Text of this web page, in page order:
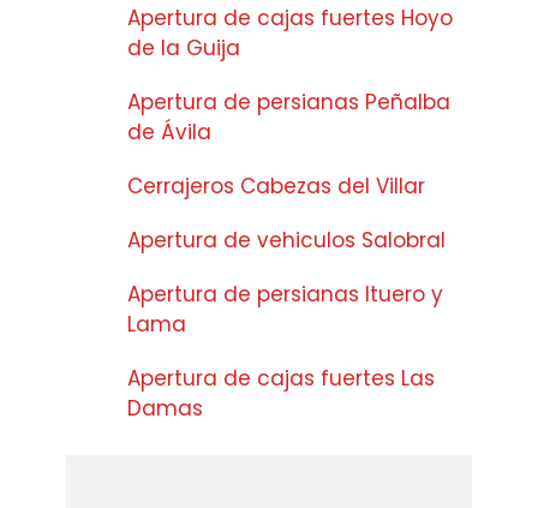
Apertura de cajas fuertes Hoyo
de la Guija
Apertura de persianas Peñalba
de Ávila
Cerrajeros Cabezas del Villar
Apertura de vehiculos Salobral
Apertura de persianas Ituero y
Lama
Apertura de cajas fuertes Las
Damas